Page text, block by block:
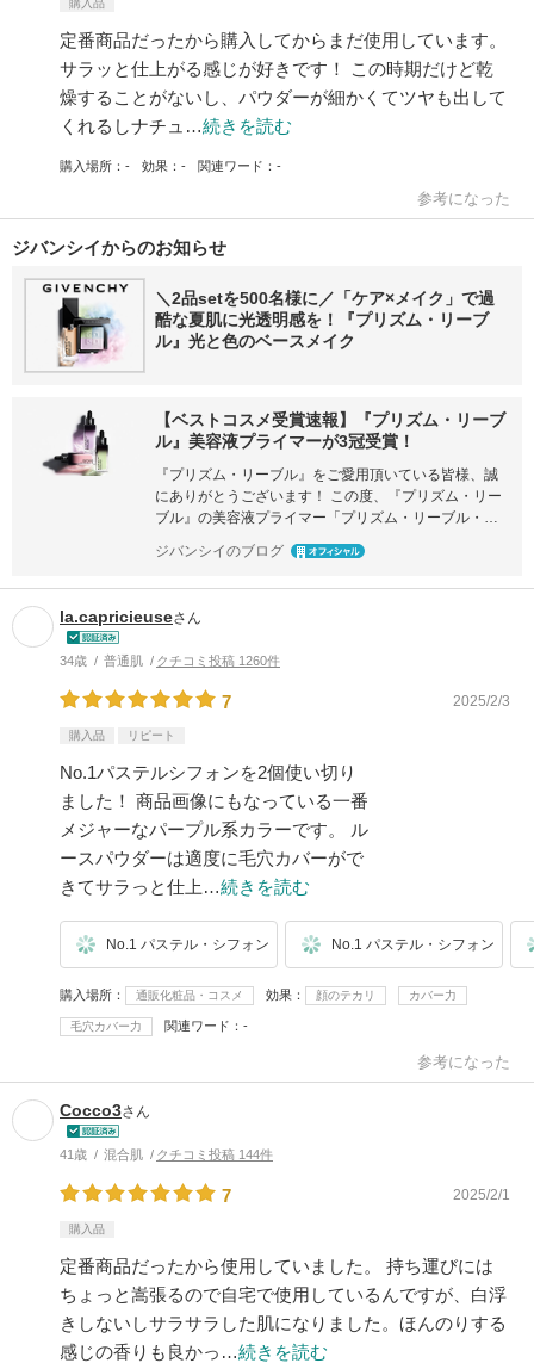
購入品
定番商品だったから購入してからまだ使用しています。
サラッと仕上がる感じが好きです！ この時期だけど乾
燥することがないし、パウダーが細かくてツヤも出して
くれるしナチュ…続きを読む
購入場所 - 効果 - 関連ワード -
参考になった
ジバンシイからのお知らせ
＼2品setを500名様に／「ケア×メイク」で過
酷な夏肌に光透明感を！『プリズム・リーブ
ル』光と色のベースメイク
【ベストコスメ受賞速報】『プリズム・リーブ
ル』美容液プライマーが3冠受賞！
『プリズム・リーブル』をご愛用頂いている皆様、誠
にありがとうございます！ この度、『プリズム・リー
ブル』の美容液プライマー「プリズム・リーブル・…
ジバンシイのブログ
la.capricieuseさん
34歳 普通肌 クチコミ投稿 1260件
7 2025/2/3
購入品 リピート
No.1パステルシフォンを2個使い切り
ました！ 商品画像にもなっている一番
メジャーなパープル系カラーです。 ル
ースパウダーは適度に毛穴カバーがで
きてサラっと仕上…続きを読む
No.1 パステル・シフォン No.1 パステル・シフォン
購入場所 通販化粧品・コスメ 効果 顔のテカリ カバー力
毛穴カバー力 関連ワード -
参考になった
Cocco3さん
41歳 混合肌 クチコミ投稿 144件
7 2025/2/1
購入品
定番商品だったから使用していました。 持ち運びには
ちょっと嵩張るので自宅で使用しているんですが、白浮
きしないしサラサラした肌になりました。ほんのりする
感じの香りも良かっ…続きを読む